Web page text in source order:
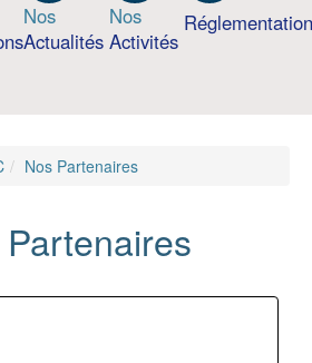
Nos
Actualités
Nos
Activités
Réglementation
Nos Partenaires